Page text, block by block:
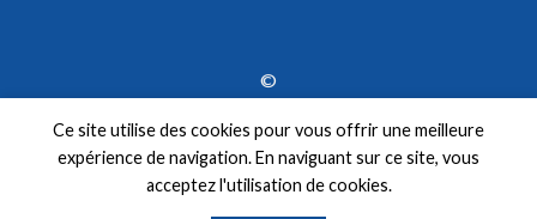
©
TERMS PRIVACY COOKIES
Ce site utilise des cookies pour vous offrir une meilleure
expérience de navigation. En naviguant sur ce site, vous
acceptez l'utilisation de cookies.